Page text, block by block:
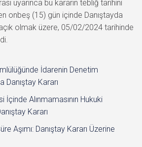
İdarenin Denetim
Danıştay Kararı
İçinde Alınmamasının Hukuki
Kararı
Aşımı: Danıştay Kararı Üzerine